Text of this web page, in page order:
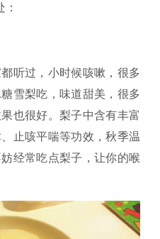
听过，小时候咳嗽，很多
雪梨吃，味道甜美，很多
也很好。梨子中含有丰富
止咳平喘等功效，秋季温
经常吃点梨子，让你的喉